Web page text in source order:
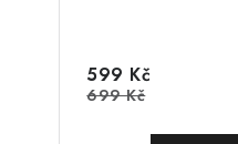
599 Kč
699 Kč